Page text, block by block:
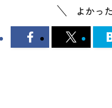
よかっ